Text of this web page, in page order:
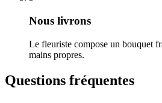
Nous livrons
Le fleuriste compose un bouquet
mains propres.
Questions fréquentes